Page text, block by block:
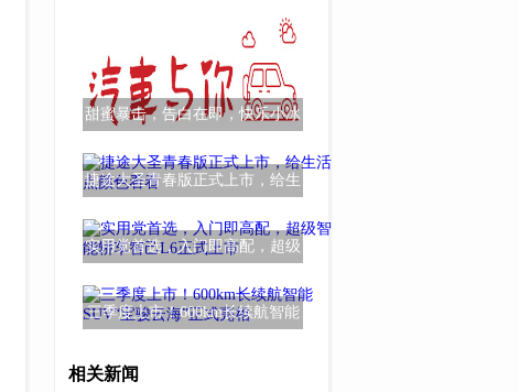
甜蜜暴击，告白在即，快乐小冰
捷途大圣青春版正式上市，给生
实用党首选，入门即高配，超级
三季度上市！600km长续航智能
相关新闻